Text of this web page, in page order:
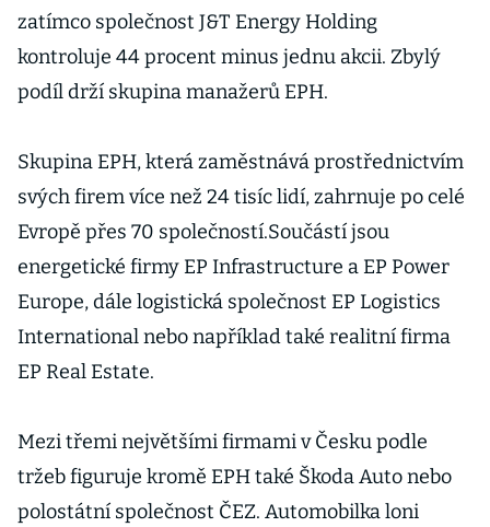
zatímco společnost J&T Energy Holding
kontroluje 44 procent minus jednu akcii. Zbylý
podíl drží skupina manažerů EPH.
Skupina EPH, která zaměstnává prostřednictvím
svých firem více než 24 tisíc lidí, zahrnuje po celé
Evropě přes 70 společností.Součástí jsou
energetické firmy EP Infrastructure a EP Power
Europe, dále logistická společnost EP Logistics
International nebo například také realitní firma
EP Real Estate.
Mezi třemi největšími firmami v Česku podle
tržeb figuruje kromě EPH také Škoda Auto nebo
polostátní společnost ČEZ. Automobilka loni